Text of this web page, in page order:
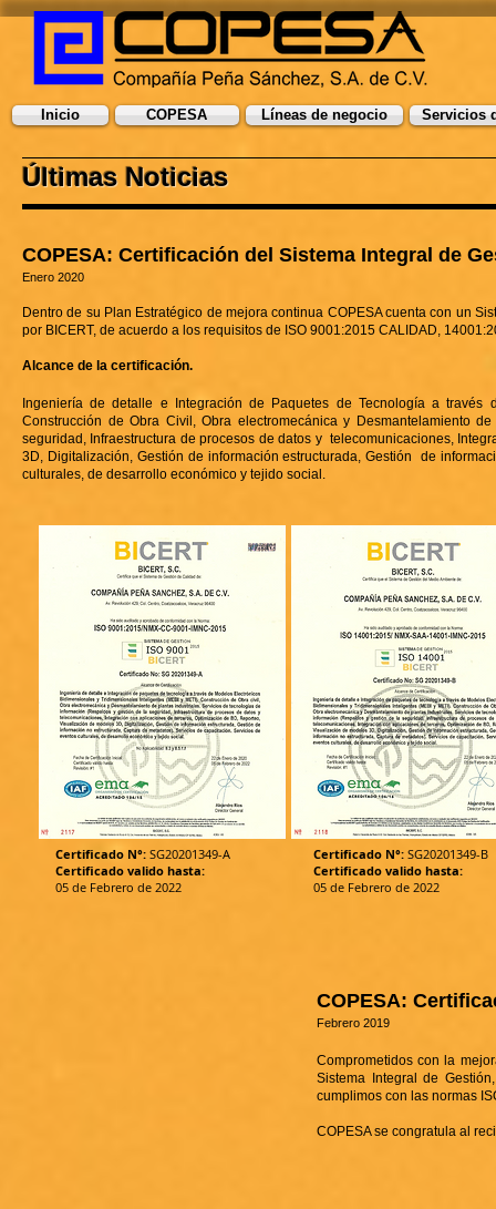
Inicio COPESA Líneas de negocio Servicios
Últimas Noticias
COPESA: Certificación del Sistema Integral de
Enero 2020
Dentro de su Plan Estratégico de mejora continua COPESA cuenta con un
por BICERT, de acuerdo a los requisitos de ISO 9001:2015 CALIDAD,
Alcance de la certificación.
Ingeniería de detalle e Integración de Paquetes de Tecnología a través
Construcción de Obra Civil, Obra electromecánica y Desmantelamiento
seguridad, Infraestructura de procesos de datos y telecomunicaciones,
3D, Digitalización, Gestión de información estructurada, Gestión de
culturales, de desarrollo económico y tejido social.
Certificado N°: SG20201349-A
Certificado valido hasta:
05 de Febrero de 2022
Certificado N°: SG20201349-B
Certificado valido hasta:
05 de Febrero de 2022
COPESA:
Febrero 2019
Comprometidos con la
Sistema Integral de
cumplimos con las normas
COPESA se congratula al